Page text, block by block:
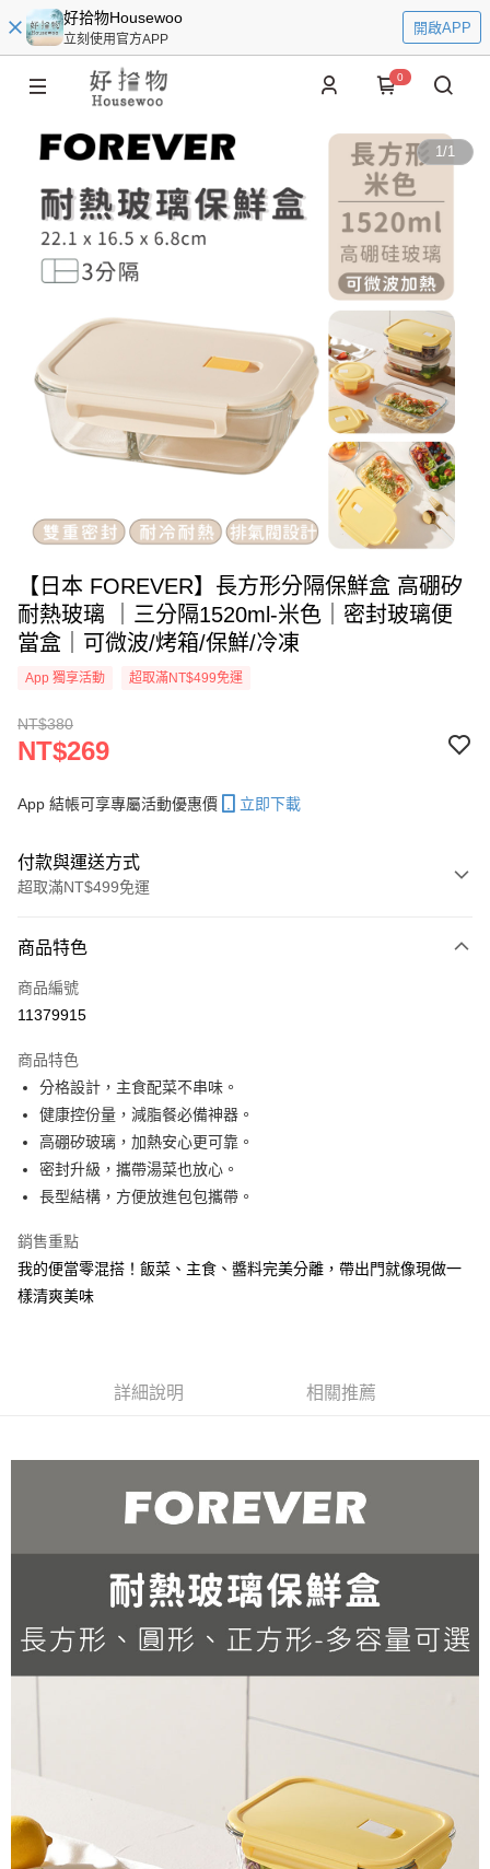
好拾物Housewoo
立刻使用官方APP
開啟APP
0
1/1
【日本 FOREVER】長方形分隔保鮮盒 高硼矽
耐熱玻璃 ｜三分隔1520ml-米色｜密封玻璃便
當盒｜可微波/烤箱/保鮮/冷凍
App 獨享活動 超取滿NT$499免運
NT$380
NT$269
App 結帳可享專屬活動優惠價 立即下載
付款與運送方式
超取滿NT$499免運
信用卡一次付款
信用卡分期付款
合作金庫商業銀行
華南商業銀行
上海商業儲蓄銀行
國泰世華商業銀行
臺灣中小企業銀行
匯豐（台灣）商業銀行
聯邦商業銀行
元大商業銀行
台新國際商業銀行
中國信託商業銀行
台灣樂天信用卡公司
超商取貨付款
ATM付款
貨到付款
全家取貨 付款
每筆NT$80，滿NT$499(含以上)免運費
貨到付款
每筆NT$150，滿NT$2,000(含以上)免運費
商品特色
商品編號
11379915
商品特色
分格設計，主食配菜不串味。
健康控份量，減脂餐必備神器。
高硼矽玻璃，加熱安心更可靠。
密封升級，攜帶湯菜也放心。
長型結構，方便放進包包攜帶。
銷售重點
我的便當零混搭！飯菜、主食、醬料完美分離，帶出門就像現做一
樣清爽美味
詳細說明 相關推薦